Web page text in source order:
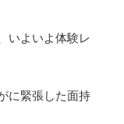
いよいよ体験レ
に緊張した面持